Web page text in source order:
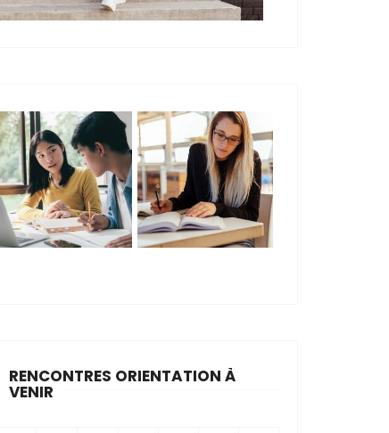
RENCONTRES ORIENTATION À
VENIR